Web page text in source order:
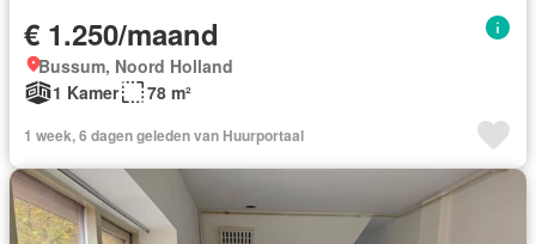
€ 1.250/maand
Bussum, Noord Holland
1 Kamer
78 m²
1 week, 6 dagen geleden van Huurportaal